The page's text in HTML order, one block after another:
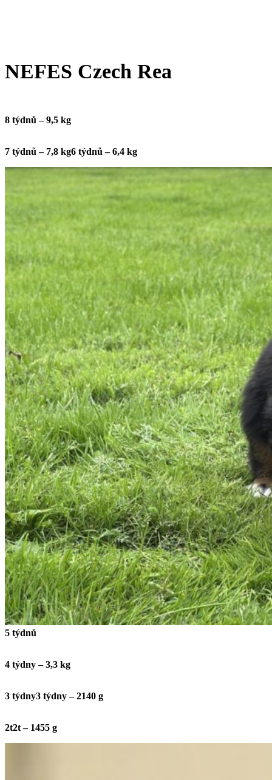
NEFES Czech Rea
8 týdnů – 9,5 kg
7 týdnů – 7,8 kg6 týdnů – 6,4 kg
5 týdnů
4 týdny – 3,3 kg
3 týdny3 týdny – 2140 g
2t2t – 1455 g